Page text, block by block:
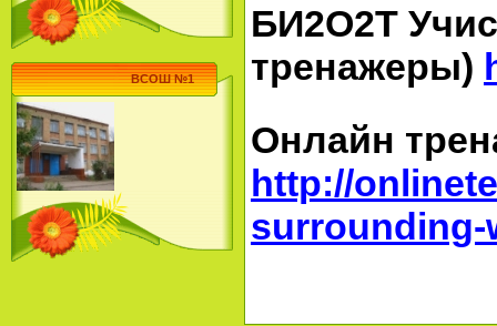
ВСОШ №1
БИ2О2Т
тренажеры)
Онлайн
http://
surrounding-